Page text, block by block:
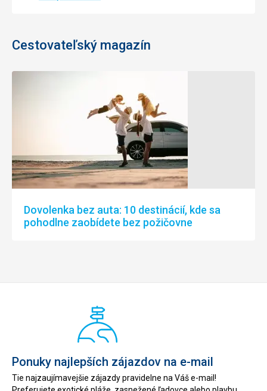
Cestovateľský magazín
Dovolenka bez auta: 10 destinácií, kde sa
pohodlne zaobídete bez požičovne
Ponuky najlepších zájazdov na e-mail
Tie najzaujímavejšie zájazdy pravidelne na Váš e-mail!